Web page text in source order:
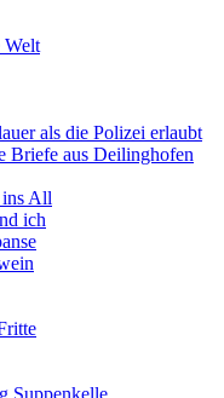
Welt
als die Polizei erlaubt
Briefe aus Deilinghofen
All
ich
Suppenkelle